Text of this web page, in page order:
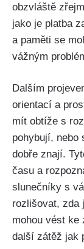
obzvláště
jako je platba
a paměti se
vážným
Dalším
orientací a
mít obtíže s
pohybují, nebo
dobře znají.
času a
slunečníky s
rozlišovat, zda
mohou vést ke
další zátěž jak